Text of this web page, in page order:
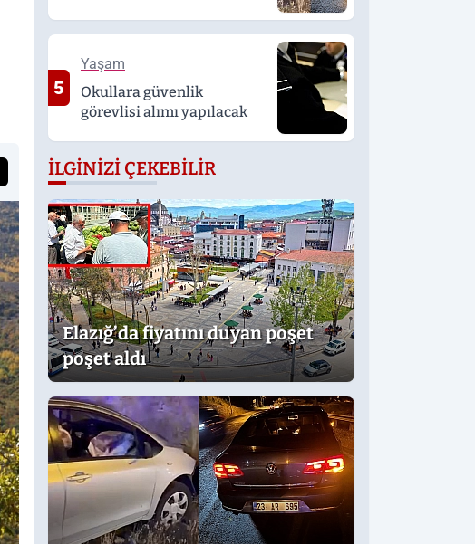
5
Yaşam
Okullara güvenlik
görevlisi alımı yapılacak
İLGINIZI ÇEKEBILIR
Elazığ’da fiyatını duyan poşet
poşet aldı